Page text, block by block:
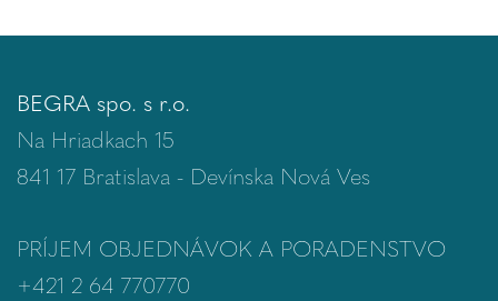
BEGRA spo. s r.o.
Na Hriadkach 15
841 17 Bratislava - Devínska Nová Ves
PRÍJEM OBJEDNÁVOK A PORADENSTVO
+421 2 64 770770